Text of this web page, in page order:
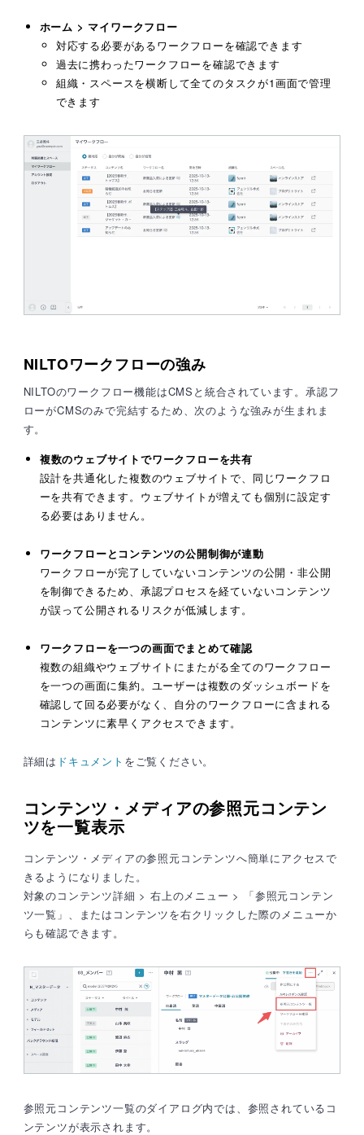
ホーム > マイワークフロー
対応する必要があるワークフローを確認できます
過去に携わったワークフローを確認できます
組織・スペースを横断して全てのタスクが1画面で管理
できます
NILTOワークフローの強み
NILTOのワークフロー機能はCMSと統合されています。承認フ
ローがCMSのみで完結するため、次のような強みが生まれま
す。
複数のウェブサイトでワークフローを共有
設計を共通化した複数のウェブサイトで、同じワークフロ
ーを共有できます。ウェブサイトが増えても個別に設定す
る必要はありません。
ワークフローとコンテンツの公開制御が連動
ワークフローが完了していないコンテンツの公開・非公開
を制御できるため、承認プロセスを経ていないコンテンツ
が誤って公開されるリスクが低減します。
ワークフローを一つの画面でまとめて確認
複数の組織やウェブサイトにまたがる全てのワークフロー
を一つの画面に集約。ユーザーは複数のダッシュボードを
確認して回る必要がなく、自分のワークフローに含まれる
コンテンツに素早くアクセスできます。
詳細は ドキュメント をご覧ください。
コンテンツ・メディアの参照元コンテン
ツを一覧表示
コンテンツ・メディアの参照元コンテンツへ簡単にアクセスで
きるようになりました。
対象のコンテンツ詳細 > 右上のメニュー > 「参照元コンテン
ツ一覧」、またはコンテンツを右クリックした際のメニューか
らも確認できます。
参照元コンテンツ一覧のダイアログ内では、参照されているコ
ンテンツが表示されます。